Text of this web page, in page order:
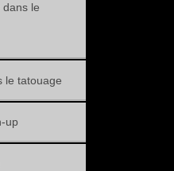
dans le
le tatouage
up